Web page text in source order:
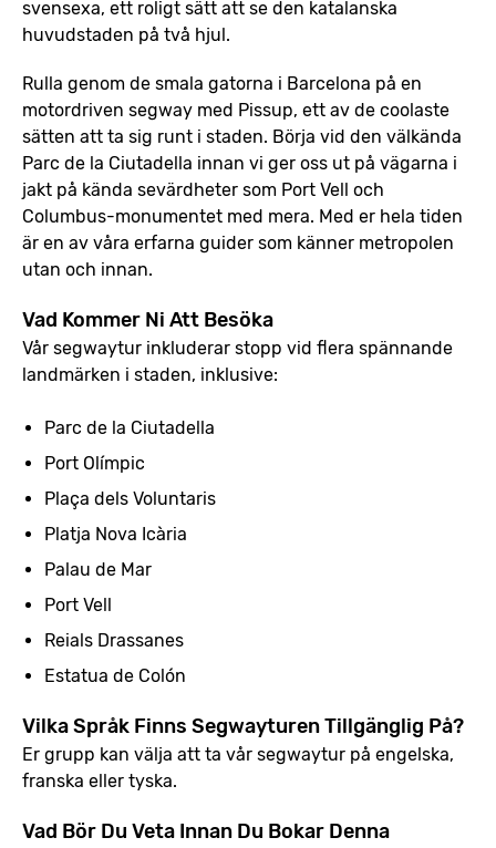
svensexa, ett roligt sätt att se den katalanska
huvudstaden på två hjul.
Rulla genom de smala gatorna i Barcelona på en
motordriven segway med Pissup, ett av de coolaste
sätten att ta sig runt i staden. Börja vid den välkända
Parc de la Ciutadella innan vi ger oss ut på vägarna i
jakt på kända sevärdheter som Port Vell och
Columbus-monumentet med mera. Med er hela tiden
är en av våra erfarna guider som känner metropolen
utan och innan.
Vad Kommer Ni Att Besöka
Vår segwaytur inkluderar stopp vid flera spännande
landmärken i staden, inklusive:
Parc de la Ciutadella
Port Olímpic
Plaça dels Voluntaris
Platja Nova Icària
Palau de Mar
Port Vell
Reials Drassanes
Estatua de Colón
Vilka Språk Finns Segwayturen Tillgänglig På?
Er grupp kan välja att ta vår segwaytur på engelska,
franska eller tyska.
Vad Bör Du Veta Innan Du Bokar Denna